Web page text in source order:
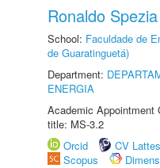
Ronaldo
School: Faculdade de
de Guaratinguetá)
Department:
ENERGIA
Academic Appointment
title: MS-3.2
Orcid
CV Lattes
Scopus